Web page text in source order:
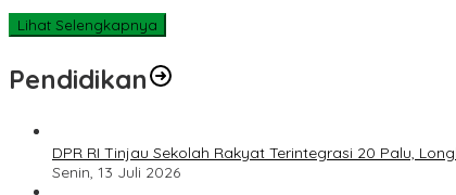
Lihat Selengkapnya
Pendidikan
DPR RI Tinjau Sekolah Rakyat Terintegrasi 20 Palu,
Senin, 13 Juli 2026